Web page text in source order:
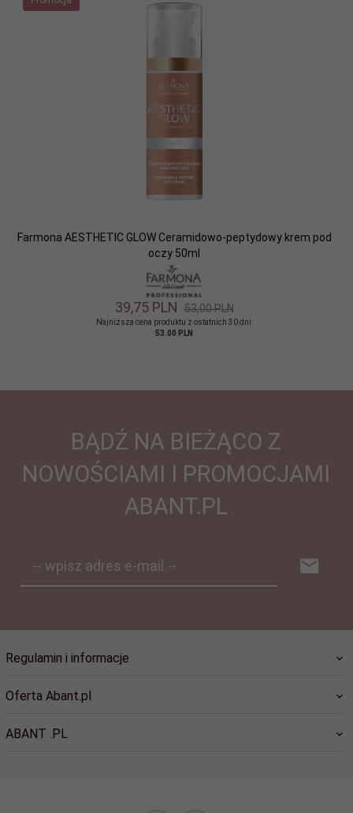
Farmona AESTHETIC GLOW Ceramidowo-peptydowy krem pod
oczy 50ml
39,75 PLN 53,00 PLN
Najniższa cena produktu z ostatnich 30 dni:
53.00 PLN
BĄDŹ NA BIEŻĄCO Z
NOWOŚCIAMI I PROMOCJAMI
ABANT.PL
-- wpisz adres e-mail --
Regulamin i informacje
Oferta Abant.pl
ABANT .PL